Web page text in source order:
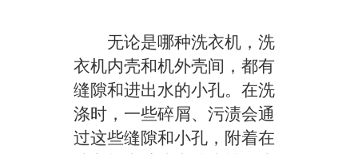
无论是哪种洗衣机，洗
衣机内壳和机外壳间，都有
缝隙和进出水的小孔。在洗
涤时，一些碎屑、污渍会通
过这些缝隙和小孔，附着在